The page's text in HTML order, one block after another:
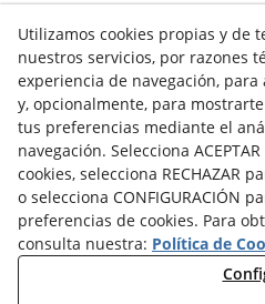
Utilizamos cookies propias y de
nuestros servicios, por razones
experiencia de navegación,
y, opcionalmente, para
tus preferencias mediante el
navegación. Selecciona
cookies, selecciona RECHAZAR
o selecciona CONFIGURACIÓN
preferencias de cookies. Para
consulta nuestra: Política de